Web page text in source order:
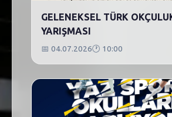
GELENEKSEL TÜRK
YARIŞMASI
📅 04.07.2026🕐 10:00